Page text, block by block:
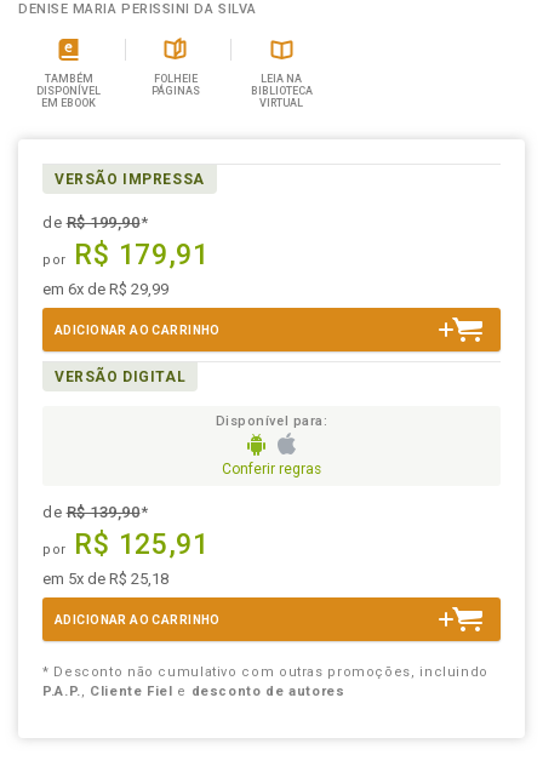
DENISE MARIA PERISSINI DA SILVA
TAMBÉM
DISPONÍVEL
EM EBOOK
FOLHEIE
PÁGINAS
LEIA NA
BIBLIOTECA
VIRTUAL
VERSÃO IMPRESSA
deR$ 199,90*
por R$ 179,91
em 6x de R$ 29,99
ADICIONAR AO CARRINHO
VERSÃO DIGITAL
Disponível para:
Conferir regras
deR$ 139,90*
por R$ 125,91
em 5x de R$ 25,18
ADICIONAR AO CARRINHO
* Desconto não cumulativo com outras promoções, incluindo
P.A.P., Cliente Fiel e desconto de autores